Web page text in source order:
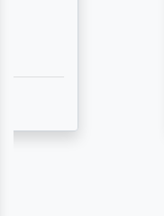
werken van
maakt (bvb